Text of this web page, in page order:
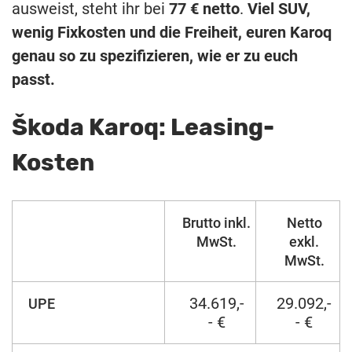
ausweist, steht ihr bei 77 € netto. Viel SUV,
wenig Fixkosten und die Freiheit, euren Karoq
genau so zu spezifizieren, wie er zu euch
passt.
Škoda Karoq: Leasing-
Kosten
Brutto inkl.
MwSt.
Netto
exkl.
MwSt.
UPE
34.619,-
- €
29.092,-
- €